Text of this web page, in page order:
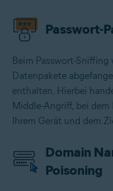
Passwort-
Beim Passwort-
Datenpakete
enthalten. Hierbei
Middle-Angriff, bei dem
Ihrem Gerät und dem
Domain
Poisoning